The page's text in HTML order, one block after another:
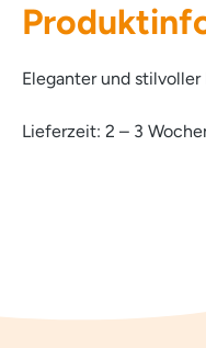
Eleganter und
Lieferzeit: 2 – 3